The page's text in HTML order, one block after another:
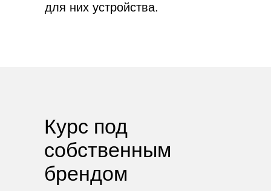
для них устройства.
Курс под
собственным
брендом